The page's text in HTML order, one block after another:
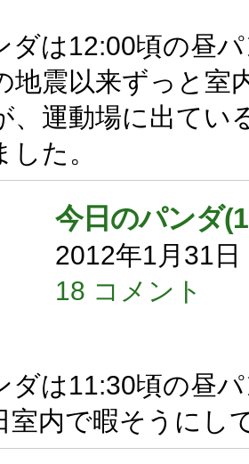
ダは12:00頃の昼
地震以来ずっと室
、運動場に出てい
た。
今日のパンダ
2012年1月31日
18 コメント
ダは11:30頃の昼
室内で暇そうにし